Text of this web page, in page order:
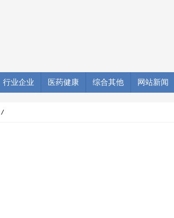
行业企业 医药健康 综合其他 网站新闻
/